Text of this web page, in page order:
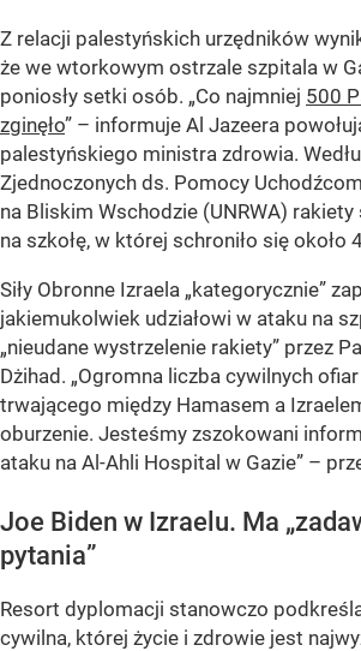
Z relacji palestyńskich urzędników
że we wtorkowym ostrzale szpitala w
poniosły setki osób. „Co najmniej 500
zginęło” – informuje Al Jazeera
palestyńskiego ministra zdrowia.
Zjednoczonych ds. Pomocy
na Bliskim Wschodzie (UNRWA) rakiety
na szkołę, w której schroniło się około
Siły Obronne Izraela „kategorycznie”
jakiemukolwiek udziałowi w ataku na
„nieudane wystrzelenie rakiety” przez
Dżihad. „Ogromna liczba cywilnych
trwającego między Hamasem a
oburzenie. Jesteśmy zszokowani
ataku na Al-Ahli Hospital w Gazie” –
Joe Biden w Izraelu. Ma
pytania”
Resort dyplomacji stanowczo
cywilna, której życie i zdrowie jest